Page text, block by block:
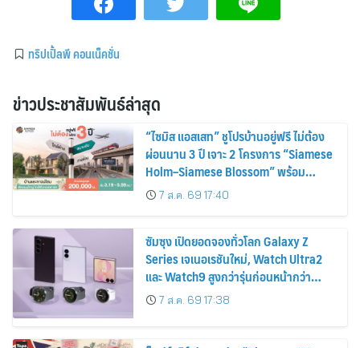
ทริปเปิ้ลพี คอนเน็คชั่น
ข่าวประชาสัมพันธ์ล่าสุด
“ไซมิส แอสเสท” ชูโปรบ้านอยู่ฟรี ไม่ต้อง
ผ่อนนาน 3 ปี เจาะ 2 โครงการ “Siamese
Holm–Siamese Blossom” พร้อม
ส่วนลดและสิทธิพิเศษถึง 31 สิงหาคม
2569
7 ส.ค. 69 17:40
ซัมซุง เปิดยอดจองทั่วโลก Galaxy Z
Series เจเนอเรชันใหม่, Watch Ultra2
และ Watch9 สูงกว่ารุ่นก่อนหน้ากว่า
30%7 ส.ค. 69 17:38